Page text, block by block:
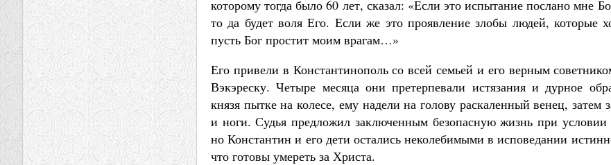
которому тогда было 60 лет, сказал: «Если это испытание послано мне
то да будет воля Его. Если же это проявление злобы людей, которые
пусть Бог простит моим врагам…»
Его привели в Константинополь со всей семьей и его верным
Вэкэреску. Четыре месяца они претерпевали истязания и дурное
князя пытке на колесе, ему надели на голову раскаленный венец, затем
и ноги. Судья предложил заключенным безопасную жизнь при
но Константин и его дети остались неколебимыми в исповедании
что готовы умереть за Христа.